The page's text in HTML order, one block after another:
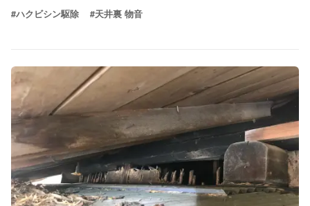
#ハクビシン駆除 #天井裏 物音